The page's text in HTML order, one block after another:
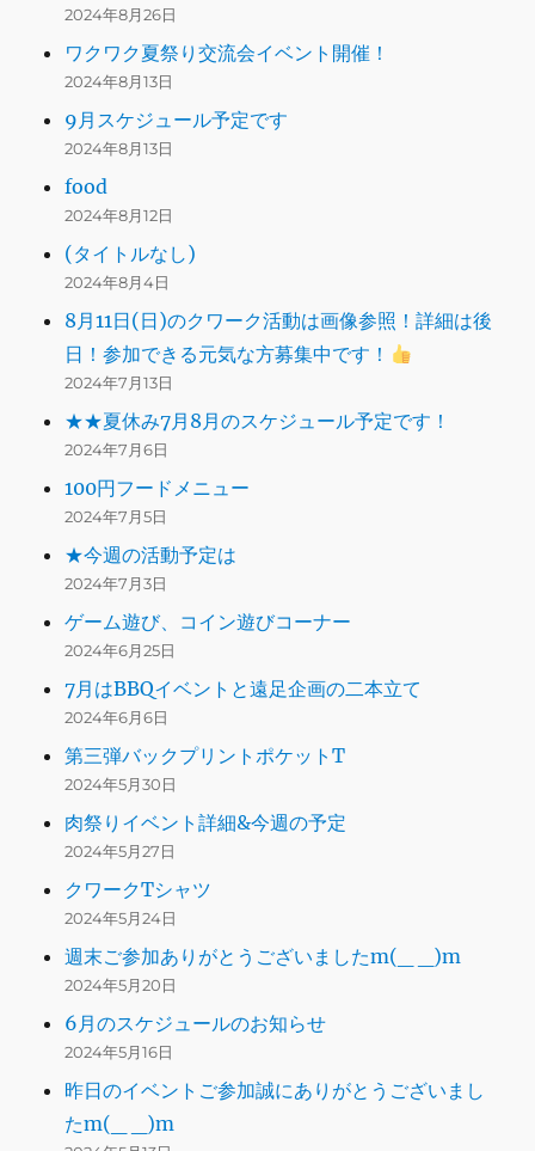
2024年8月26日
ワクワク夏祭り交流会イベント開催！
2024年8月13日
9月スケジュール予定です
2024年8月13日
food
2024年8月12日
(タイトルなし)
2024年8月4日
8月11日(日)のクワーク活動は画像参照！詳細は後
日！参加できる元気な方募集中です！
2024年7月13日
★★夏休み7月8月のスケジュール予定です！
2024年7月6日
100円フードメニュー
2024年7月5日
★今週の活動予定は
2024年7月3日
ゲーム遊び、コイン遊びコーナー
2024年6月25日
7月はBBQイベントと遠足企画の二本立て
2024年6月6日
第三弾バックプリントポケットT
2024年5月30日
肉祭りイベント詳細&今週の予定
2024年5月27日
クワークTシャツ
2024年5月24日
週末ご参加ありがとうございましたm(_ _)m
2024年5月20日
6月のスケジュールのお知らせ
2024年5月16日
昨日のイベントご参加誠にありがとうございまし
たm(_ _)m